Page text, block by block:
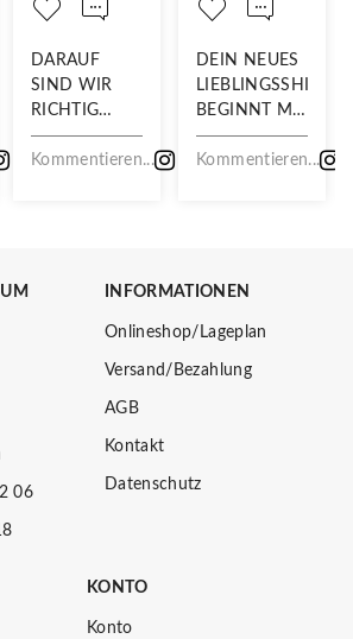
DARAUF
SIND WIR
RICHTIG
STOLZ!
Kommentieren...
DEIN NEUES
LIEBLINGSSHIRT
BEGINNT MIT
DIESEM
STOFF
Kommentieren...
06
INFORMATIONEN
Onlineshop/Lageplan
Versand/Bezahlung
AGB
Kontakt
Datenschutz
KONTO
Konto